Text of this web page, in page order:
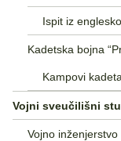
Ispit iz
Kadetska bojna
Kampovi kadeta
Vojni sveučilišni
Vojno inženjerstvo